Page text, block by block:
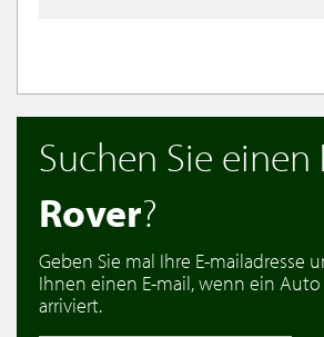
Suchen Sie einen
Rover?
Geben Sie mal Ihre E-mailadresse
Ihnen einen E-mail, wenn ein Auto
arriviert.